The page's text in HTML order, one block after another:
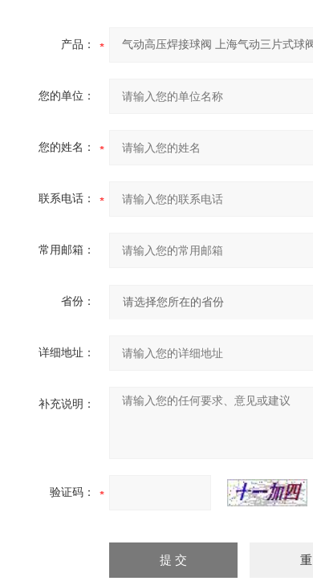
产品：
您的单位：
您的姓名：
联系电话：
常用邮箱：
省份：
详细地址：
补充说明：
验证码：